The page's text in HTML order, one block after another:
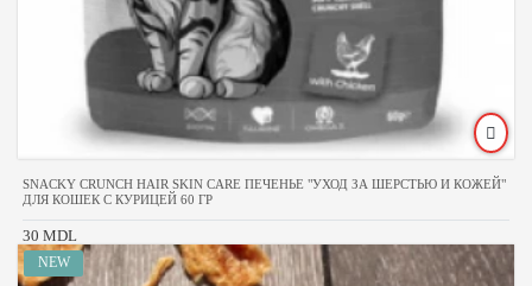
SNACKY CRUNCH HAIR SKIN CARE ПЕЧЕНЬЕ "УХОД ЗА ШЕРСТЬЮ И КОЖЕЙ"
ДЛЯ КОШЕК С КУРИЦЕЙ 60 ГР
30 MDL